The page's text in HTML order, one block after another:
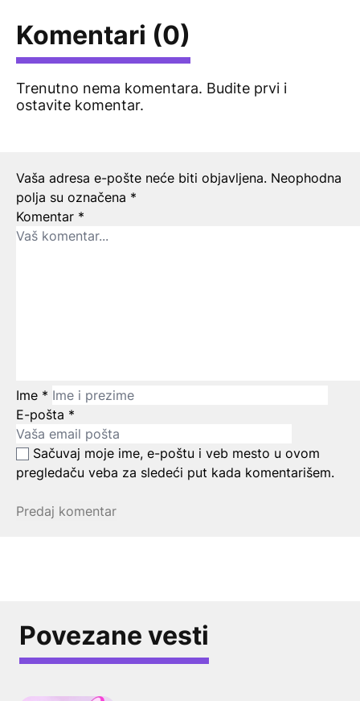
Komentari (0)
Trenutno nema komentara. Budite prvi i
ostavite komentar.
Ostavite odgovor
Vaša adresa e-pošte neće biti objavljena. Neophodna
polja su označena *
Komentar *
Ime *
E-pošta *
Sačuvaj moje ime, e-poštu i veb mesto u ovom
pregledaču veba za sledeći put kada komentarišem.
Povezane vesti